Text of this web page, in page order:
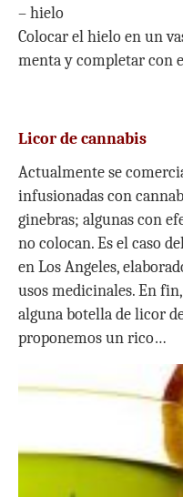
– hielo
Colocar el hielo en un
menta y completar con
Licor de cannabis
Actualmente se
infusionadas con
ginebras; algunas con
no colocan. Es el caso
en Los Angeles,
usos medicinales. En
alguna botella de licor
proponemos un rico…